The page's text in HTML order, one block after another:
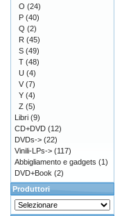
O (24)
P (40)
Q (2)
R (45)
S (49)
T (48)
U (4)
V (7)
Y (4)
Z (5)
Libri (9)
CD+DVD (12)
DVDs-> (22)
Vinili-LPs-> (117)
Abbigliamento e gadgets (1)
DVD+Book (2)
Produttori